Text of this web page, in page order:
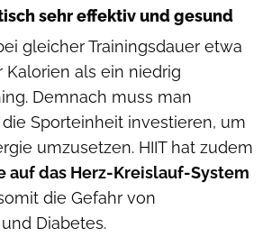
sehr effektiv und gesund
gleicher Trainingsdauer etwa
Kalorien als ein niedrig
Demnach muss man
Sporteinheit investieren, um
umzusetzen. HIIT hat zudem
auf das Herz-Kreislauf-System
die Gefahr von
Diabetes.